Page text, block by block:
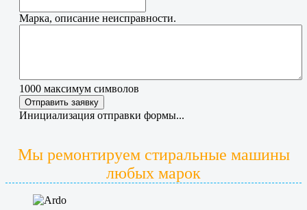
Марка, описание неисправности.
1000 максимум символов
Отправить заявку
Инициализация отправки формы...
Мы ремонтируем стиральные машины
любых марок